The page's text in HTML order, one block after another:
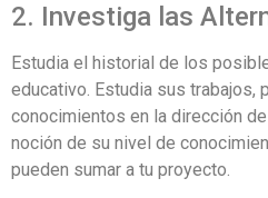
2. Investiga las
Estudia el historial de los
educativo. Estudia sus trabajos,
conocimientos en la dirección
noción de su nivel de
pueden sumar a tu proyecto.